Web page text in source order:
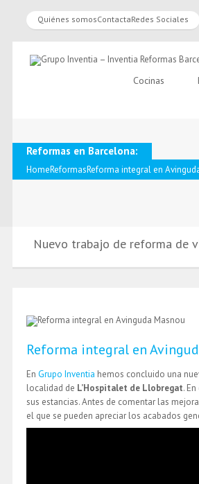
Quiénes somosContactaRedes Sociales
Cocinas
Reformas en Barcelona:
HomeReformasReforma integral en
Nuevo trabajo de reforma de
Reforma integral en
En Grupo Inventia hemos concluido una
localidad de L’Hospitalet de Llobregat.
sus estancias. Antes de comentar las
el que se pueden apreciar los acabados